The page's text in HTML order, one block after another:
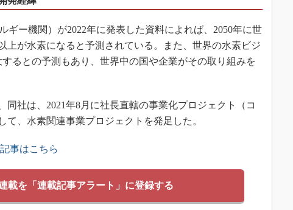
ー機関）が2022年に発表した資料によれば、2050年に世
上が水素になると予測されている。また、世界の水素ビジ
るとの予測もあり、世界中の国や企業がその取り組みを
社は、2021年8月に社長直轄の事業化プロジェクト（コ
て、水素関連事業プロジェクトを発足した。
事はこちら
載を「連載記事アラート」に登録する